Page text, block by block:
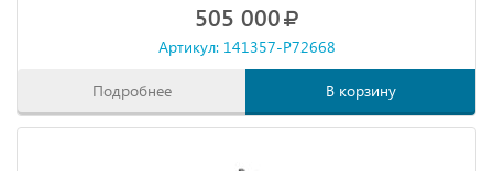
505 000
Артикул: 141357-P72668
Подробнее В корзину